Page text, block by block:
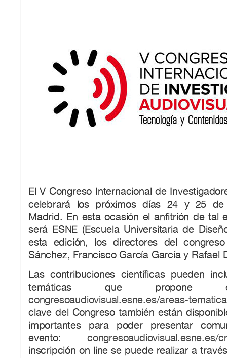
El V Congreso Internacional de
celebrará los próximos días 24 y 25
Madrid. En esta ocasión el anfitrión de tal
será ESNE (Escuela Universitaria de
esta edición, los directores del
Sánchez, Francisco García García y Rafael
Las contribuciones científicas pueden
temáticas que propone
congresoaudiovisual.esne.es/areas-
clave del Congreso también están
importantes para poder presentar
evento: congresoaudiovisual.esne.es/
inscripción on line se puede realizar a